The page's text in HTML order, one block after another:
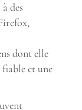
des
dont elle
et une